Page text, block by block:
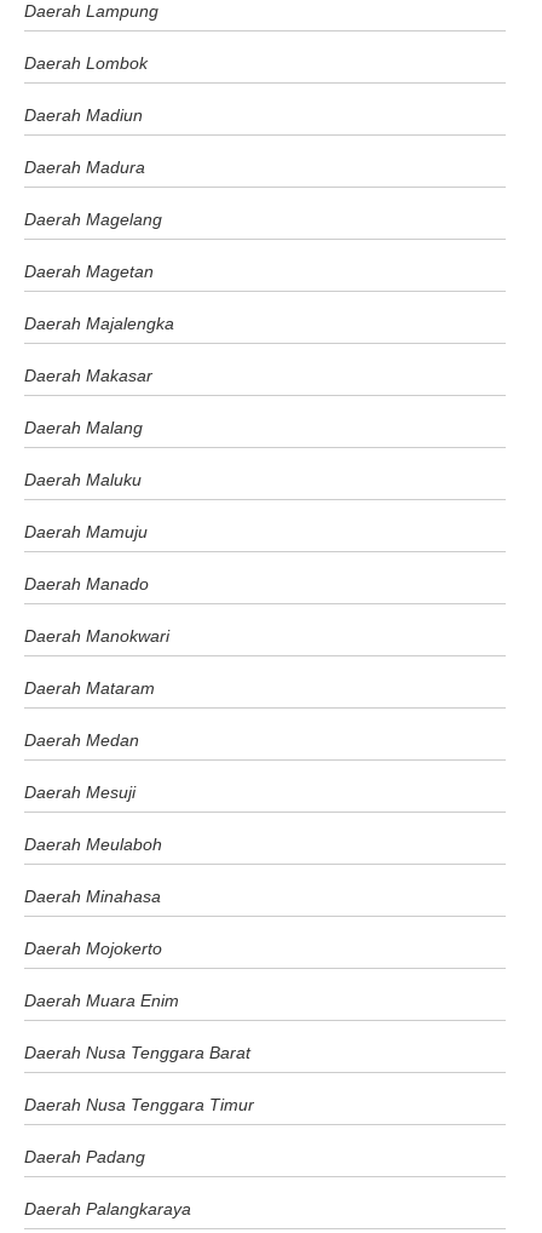
Daerah Lampung
Daerah Lombok
Daerah Madiun
Daerah Madura
Daerah Magelang
Daerah Magetan
Daerah Majalengka
Daerah Makasar
Daerah Malang
Daerah Maluku
Daerah Mamuju
Daerah Manado
Daerah Manokwari
Daerah Mataram
Daerah Medan
Daerah Mesuji
Daerah Meulaboh
Daerah Minahasa
Daerah Mojokerto
Daerah Muara Enim
Daerah Nusa Tenggara Barat
Daerah Nusa Tenggara Timur
Daerah Padang
Daerah Palangkaraya